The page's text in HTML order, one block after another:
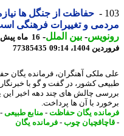
حفاظت از جنگل ها
و تغییرات فرهنگی است
-بین الملل-
1404، 09:14
77385435
ملکی آهنگران، فرمانده یگان حفاظت
کشور، در گفت و گو با خبرنگار
چالش های چند دهه اخیر این یگان
با آن ها پرداخت.
یگان حفاظت-منابع طبیعی-
چوب-فرمانده یگان